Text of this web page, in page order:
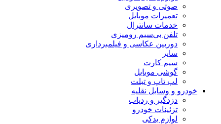
صوتی و تصویری
تعمیرات موبایل
خدمات سانترال
تلفن بی‌سیم رومیزی
دوربین عکاسی و فیلمبرداری
سایر
سیم کارت
گوشی موبایل
لپ تاپ و تبلت
خودرو و وسایل نقلیه
دزدگیر و ردیاب
تزئینات خودرو
لوازم یدکی